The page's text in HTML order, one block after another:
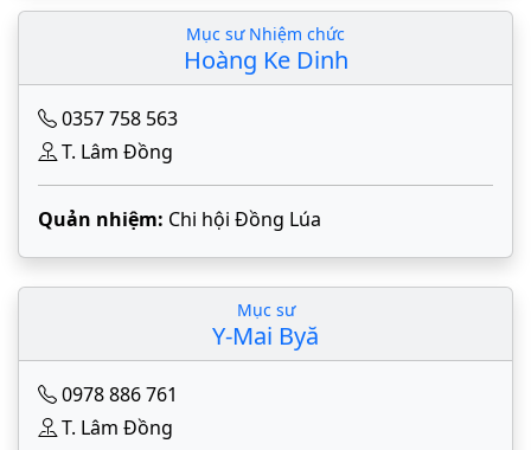
Mục sư Nhiệm chức
Hoàng Ke Dinh
0357 758 563
T. Lâm Đồng
Quản nhiệm: Chi hội Đồng Lúa
Mục sư
Y-Mai Byă
0978 886 761
T. Lâm Đồng